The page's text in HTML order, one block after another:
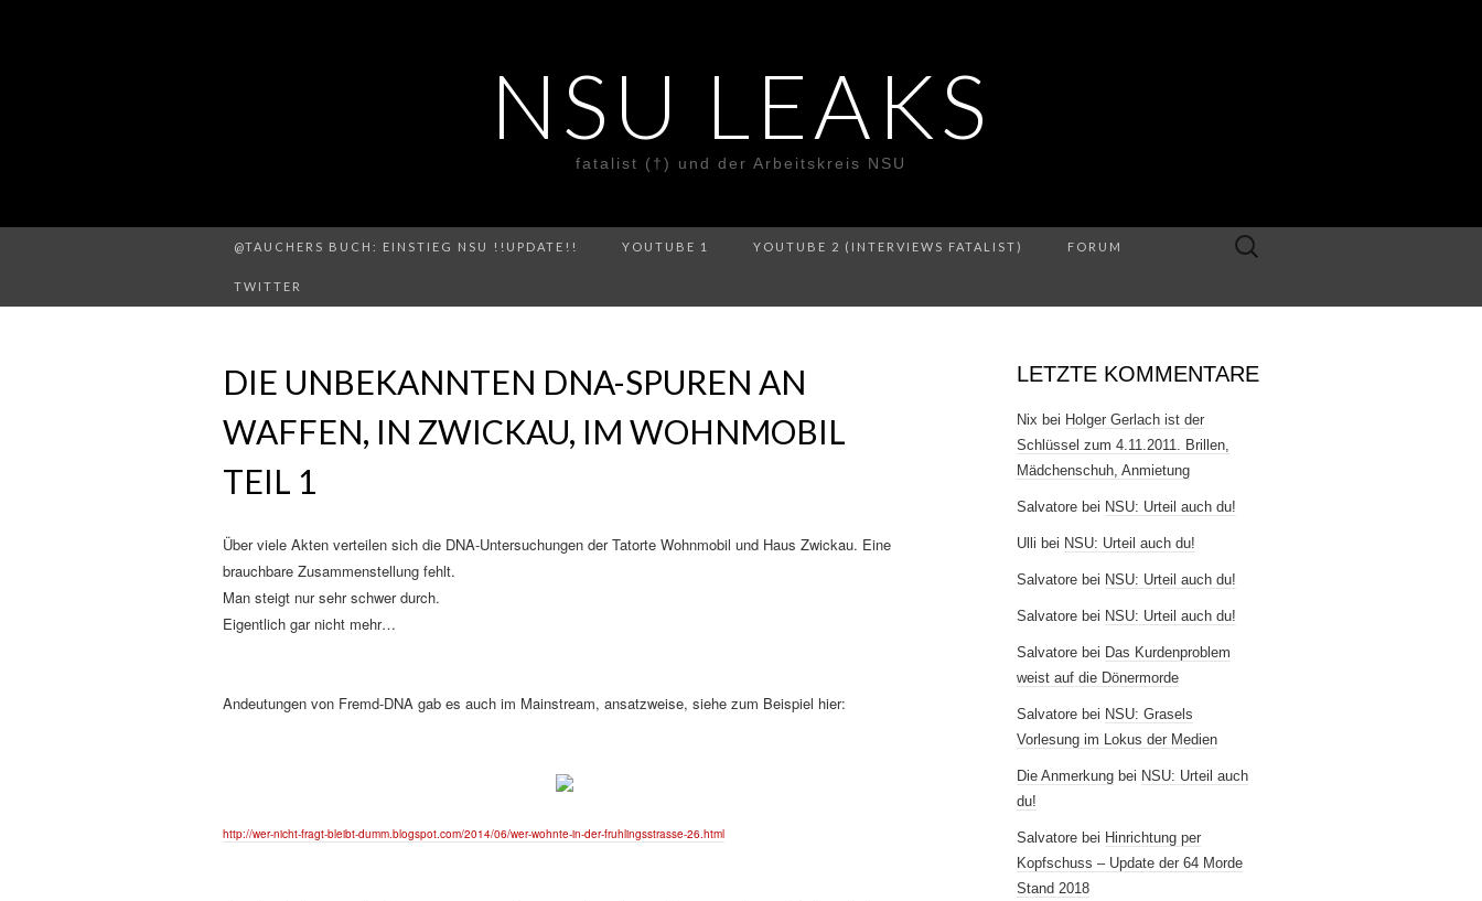
NSU LEAKS
fatalist (†) und der Arbeitskreis NSU
@TAUCHERS BUCH: EINSTIEG NSU !!UPDATE!! YOUTUBE 1 YOUTUBE 2 (INTERVIEWS FATALIST) FORUM
TWITTER
Suche
DIE UNBEKANNTEN DNA-SPUREN AN
WAFFEN, IN ZWICKAU, IM WOHNMOBIL
TEIL 1
Über viele Akten verteilen sich die DNA-Untersuchungen der Tatorte Wohnmobil und Haus Zwickau. Eine
brauchbare Zusammenstellung fehlt.
Man steigt nur sehr schwer durch.
Eigentlich gar nicht mehr…
Andeutungen von Fremd-DNA gab es auch im Mainstream, ansatzweise, siehe zum Beispiel hier:
http://wer-nicht-fragt-bleibt-dumm.blogspot.com/2014/06/wer-wohnte-in-der-fruhlingsstrasse-26.html
LETZTE KOMMENTARE
Nix bei Holger Gerlach ist der
Schlüssel zum 4.11.2011. Brillen,
Mädchenschuh, Anmietung
Salvatore bei NSU: Urteil auch du!
Ulli bei NSU: Urteil auch du!
Salvatore bei NSU: Urteil auch du!
Salvatore bei NSU: Urteil auch du!
Salvatore bei Das Kurdenproblem
weist auf die Dönermorde
Salvatore bei NSU: Grasels
Vorlesung im Lokus der Medien
Die Anmerkung bei NSU: Urteil auch
du!
Salvatore bei Hinrichtung per
Kopfschuss – Update der 64 Morde
Stand 2018